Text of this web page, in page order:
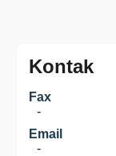
Kontak
Fax
-
Email
-